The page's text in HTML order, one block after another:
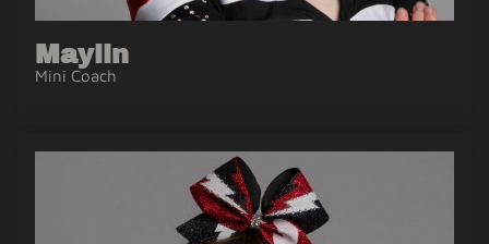
Maylin
Mini Coach